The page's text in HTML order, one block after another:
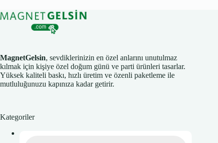
MagnetGelsin, sevdiklerinizin en özel anlarını unutulmaz
kılmak için kişiye özel doğum günü ve parti ürünleri tasarlar.
Yüksek kaliteli baskı, hızlı üretim ve özenli paketleme ile
mutluluğunuzu kapınıza kadar getirir.
Kategoriler